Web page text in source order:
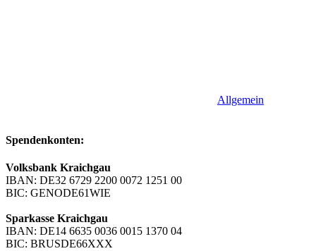
Allgemein
Spendenkonten:
Volksbank Kraichgau
IBAN: DE32 6729 2200 0072 1251 00
BIC: GENODE61WIE
Sparkasse Kraichgau
IBAN: DE14 6635 0036 0015 1370 04
BIC: BRUSDE66XXX